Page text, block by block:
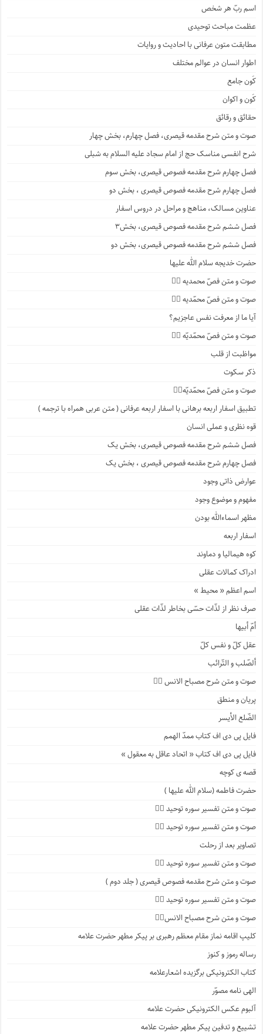
اسم ربّ هر شخص
عظمت مباحث توحیدی
مطابقت متون عرفانی با احادیث و روایات
اطوار انسان در عوالم مختلف
کَون جامع
کَون و اکوان
حقائق و رقائق
صوت و متن شرح مقدمه قیصری، فصل چهارم، بخش چهار
شرح انفسی مناسک حج از امام سجاد علیه السلام به شبلی
فصل چهارم شرح مقدمه فصوص قیصری، بخش سوم
فصل چهارم شرح مقدمه فصوص قیصری ، بخش دو
عناوین مسالک، مناهج و مراحل در دروس اسفار
فصل ششم شرح مقدمه فصوص قیصری، بخش۳
فصل ششم شرح مقدمه فصوص قیصری، بخش دو
حضرت خدیجه سلام الله علیها
صوت و متن فصّ محمدیه ۴️⃣
صوت و متن فصّ محمّدیه ۳️⃣
آیا ما از معرفت نفس عاجزیم؟
صوت و متن فصّ محمّدیّه ۲️⃣
مواظبت از قلب
ذکر سکوت
صوت و متن فصّ محمّدیّه۱️⃣
تطبیق اسفار اربعه برهانی با اسفار اربعه عرفانی ( متن عربی همراه با ترجمه )
قوه نظری و عملی انسان
فصل ششم شرح مقدمه فصوص قیصری، بخش یک
فصل چهارم شرح مقدمه فصوص قیصری ، بخش یک
عوارض ذاتی وجود
مفهوم و موضوع وجود
مظهر اسماءالله بودن
اسفار اربعه
کوه هیمالیا و دماوند
ادراک کمالات عقلی
اسم اعظم « محیط »
صرف نظر از لذّات حسّی بخاطر لذّات عقلی
أمّ أبیها
عقل کلّ و نفس کلّ
ألصّلب و التّرائب
صوت و متن شرح مصباح الانس ۹️⃣
پریان و منطق
الضّلع الأیسر
فایل پی دی اف کتاب ممدّ الهمم
فایل پی دی اف کتاب « اتحاد عاقل به معقول »
قصه ی کوچه
حضرت فاطمه (سلام الله علیها )
صوت و متن تفسیر سوره توحید ۴️⃣
صوت و متن تفسیر سوره توحید ۳️⃣
تصاویر بعد از رحلت
صوت و متن تفسیر سوره توحید ۲️⃣
صوت و متن شرح مقدمه فصوص قیصری ( جلد دوم )
صوت و متن تفسیر سوره توحید ۱️⃣
صوت و متن شرح مصباح الانس۸⃣
کلیپ اقامه نماز مقام معظم رهبری بر پیکر مطهر حضرت علامه
رساله رموز و کنوز
کتاب الکترونیکی برگزیده اشعارعلامه
الهی نامه مصوّر
آلبوم عکس الکترونیکی حضرت علامه
تشییع و تدفین پیکر مطهر حضرت علامه